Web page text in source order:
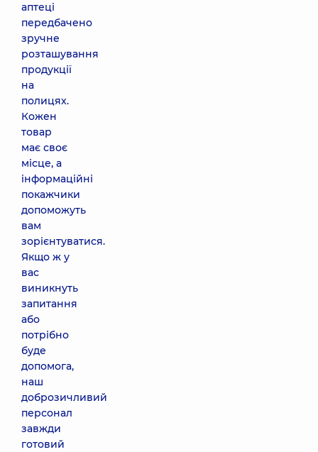
аптеці
передбачено
зручне
розташування
продукції
на
полицях.
Кожен
товар
має своє
місце, а
інформаційні
покажчики
допоможуть
вам
зорієнтуватися.
Якщо ж у
вас
виникнуть
запитання
або
потрібно
буде
допомога,
наш
доброзичливий
персонал
завжди
готовий